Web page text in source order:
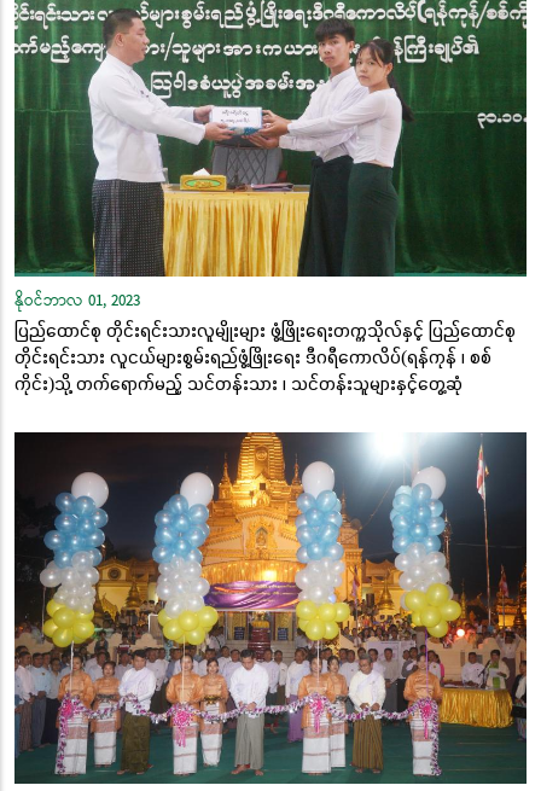
နိုဝင်ဘာလ 01, 2023
ပြည်ထောင်စု တိုင်းရင်းသားလူမျိုးများ ဖွံ့ဖြိုးရေးတက္ကသိုလ်နှင့် ပြည်ထောင်စု
တိုင်းရင်းသား လူငယ်များစွမ်းရည်ဖွံ့ဖြိုးရေး ဒီဂရီကောလိပ်(ရန်ကုန် ၊ စစ်
ကိုင်း)သို့ တက်ရောက်မည့် သင်တန်းသား ၊ သင်တန်းသူများနှင့်တွေ့ဆုံ